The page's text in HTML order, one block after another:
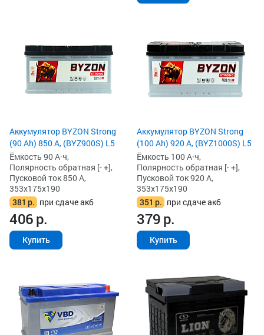
Аккумулятор BYZON Strong
(90 Ah) 850 А, (BYZ900S) L5
Ёмкость 90 А·ч,
Полярность обратная [- +],
Пусковой ток 850 А,
353x175x190
381 р. при сдаче акб
406р.
Купить
Аккумулятор BYZON Strong
(100 Ah) 920 А, (BYZ1000S) L5
Ёмкость 100 А·ч,
Полярность обратная [- +],
Пусковой ток 920 А,
353x175x190
351 р. при сдаче акб
379р.
Купить